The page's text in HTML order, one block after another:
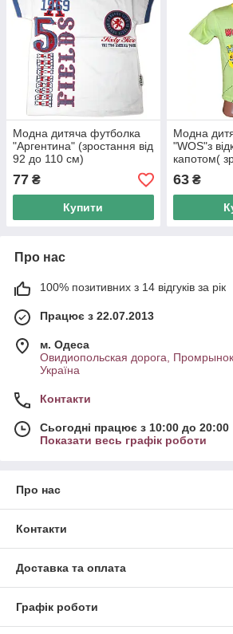
Модна дитяча футболка
"Аргентина" (зростання від
92 до 110 см)
77 ₴
Купити
Модна
"WOS"з
капотом(
63₴
Про нас
100% позитивних з 14 відгуків за рік
Працює з 22.07.2013
м. Одеса
Овидиопольская дорога,
Україна
Контакти
Сьогодні працює з 10:00 до 20:00
Показати весь графік роботи
Про нас
Контакти
Доставка та оплата
Графік роботи